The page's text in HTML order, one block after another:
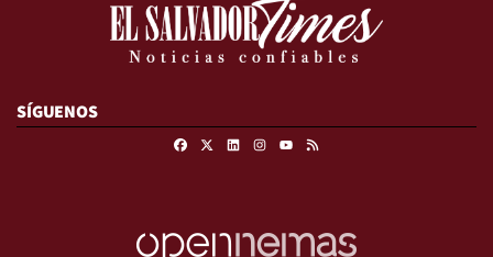
SÍGUENOS
FacebookLinkedinInstagram